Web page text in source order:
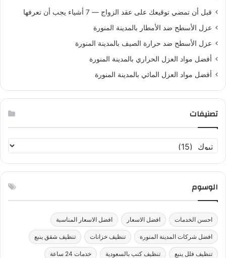
قبل أن تمضي توقيعك على عقد الزواج — 7 أشياء يجب أن تعرفها
عزل الأسطح ضد الأمطار بالمدينة المنورة
عزل الأسطح ضد حرارة الصيف بالمدينة المنورة
أفضل مواد العزل الحراري بالمدينة المنورة
أفضل مواد العزل المائي بالمدينة المنورة
تصنيفات
ص
ن
ف
الوسوم
احسن الخدمات افضل الاسعار افضل الاسعار المناسبة
افضل شركات المدينة المنورة تنظيف خزانات تنظيف شقق ينبع
تنظيف فلل ينبع تنظيف كنب بالسعودية خدمات 24 ساعة